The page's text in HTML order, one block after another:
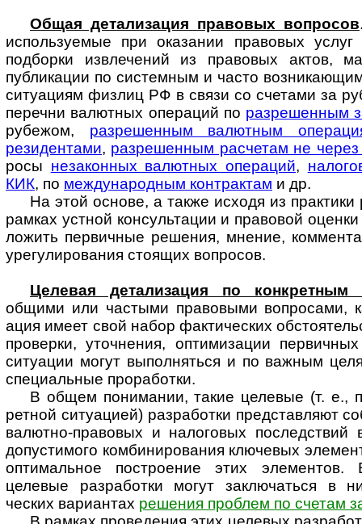
Общая детализация правовых вопросов
исполь­зуемые при оказании право­вых услуг
подборки извле­чений из правовых актов,
публи­кации по систем­ным и часто
ситу­ациям физлиц РФ в связи со счетами за
перечни валютных операций по разре­шенным
рубежом, разре­шенным валют­ным
резиден­тами, разре­шенным рас­четам не
росы неза­конных валют­ных опера­ций,
КИК, по междуна­родным конт­рактам и др.
На этой основе, а также исходя из
рамках устной консуль­тации и право­вой
ложить первич­ные решения, мнение,
уре­гу­ли­рования стоящих вопросов.
Целевая детализация по конкретным
общими или частыми право­выми воп­ро­сами,
ация имеет свой набор факти­ческих
про­верки, уточ­нения, оптими­зации
ситу­ации могут выпол­няться и по важ­ным
специ­альные прора­ботки.
В общем понимании, такие целевые (т. е.,
ретной ситу­ацией) разра­ботки пред­став­ляют
валютно-­право­вых и нало­говых
допусти­мого комбини­рования ключе­вых
оптима­льное постро­ение этих элемен­тов.
целевые разра­ботки могут заклю­чаться в
ческих вари­антах реше­ния проб­лем по счетам